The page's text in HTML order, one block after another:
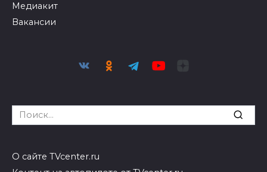
Медиакит
Вакансии
Search
for:
О сайте TVcenter.ru